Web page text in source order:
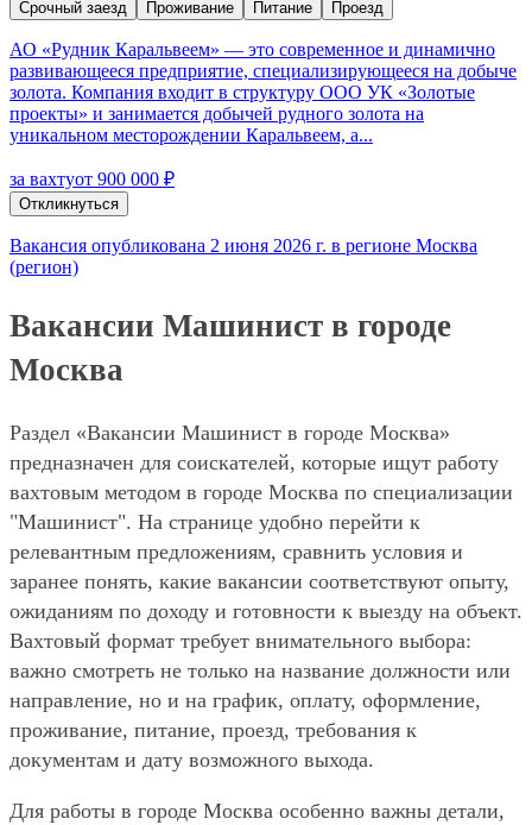
Срочный заезд Проживание Питание Проезд
АО «Рудник Каральвеем» — это современное и динамично
развивающееся предприятие, специализирующееся на добыче
золота. Компания входит в структуру ООО УК «Золотые
проекты» и занимается добычей рудного золота на
уникальном месторождении Каральвеем, а...
за вахтуот 900 000 ₽
Откликнуться
Вакансия опубликована 2 июня 2026 г. в регионе Москва
(регион)
Вакансии Машинист в городе
Москва
Раздел «Вакансии Машинист в городе Москва»
предназначен для соискателей, которые ищут работу
вахтовым методом в городе Москва по специализации
"Машинист". На странице удобно перейти к
релевантным предложениям, сравнить условия и
заранее понять, какие вакансии соответствуют опыту,
ожиданиям по доходу и готовности к выезду на объект.
Вахтовый формат требует внимательного выбора:
важно смотреть не только на название должности или
направление, но и на график, оплату, оформление,
проживание, питание, проезд, требования к
документам и дату возможного выхода.
Для работы в городе Москва особенно важны детали,